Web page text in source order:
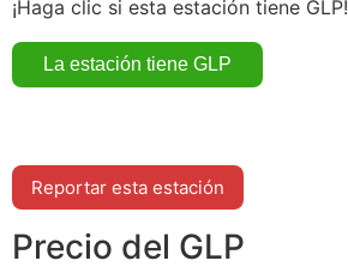
¡Haga clic si esta estación tiene GLP!
Reportar esta estación
Precio del GLP